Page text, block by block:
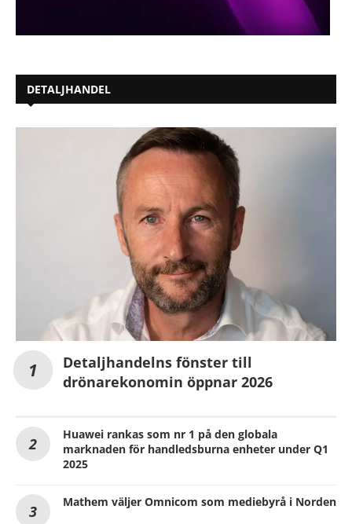
DETALJHANDEL
Detaljhandelns fönster till
drönarekonomin öppnar 2026
Huawei rankas som nr 1 på den globala
marknaden för handledsburna enheter under Q1
2025
Mathem väljer Omnicom som mediebyrå i Norden